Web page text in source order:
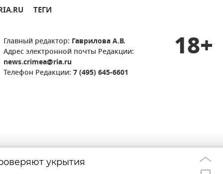
ТЕГИ
Главный редактор: Гаврилова А.В.
Адрес электронной почты Редакции:
news.crimea@ria.ru
Телефон Редакции: 7 (495) 645-6601
18+
укрытия Крымский мост